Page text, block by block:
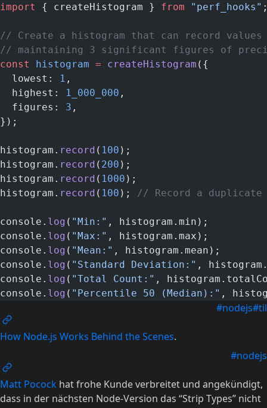
import { createHistogram } from "perf_hooks"
// Create a histogram that can record values
// maintaining 3 significant figures of
const
histogram = createHistogram ({
  lowest:
1 ,
  highest:
1_000_000 ,
  figures:
3 ,
});
histogram. record ( 100 );
histogram. record ( 200 );
histogram. record ( 1000 );
histogram. record ( 100 ); // Record a duplicate
console. log ( "Min:" , histogram.min);
console. log ( "Max:" , histogram.max);
console. log ( "Mean:" , histogram.mean);
console. log ( "Standard Deviation:" ,
console. log ( "Total Count:" ,
console. log ( "Percentile 50 (Median):" ,
#nodejs#til
How Node.js Works Behind the Scenes.
#nodejs
Matt Pocock hat frohe Kunde verbreitet und angekündigt,
dass in der nächsten Node-Version das “Strip Types” nicht